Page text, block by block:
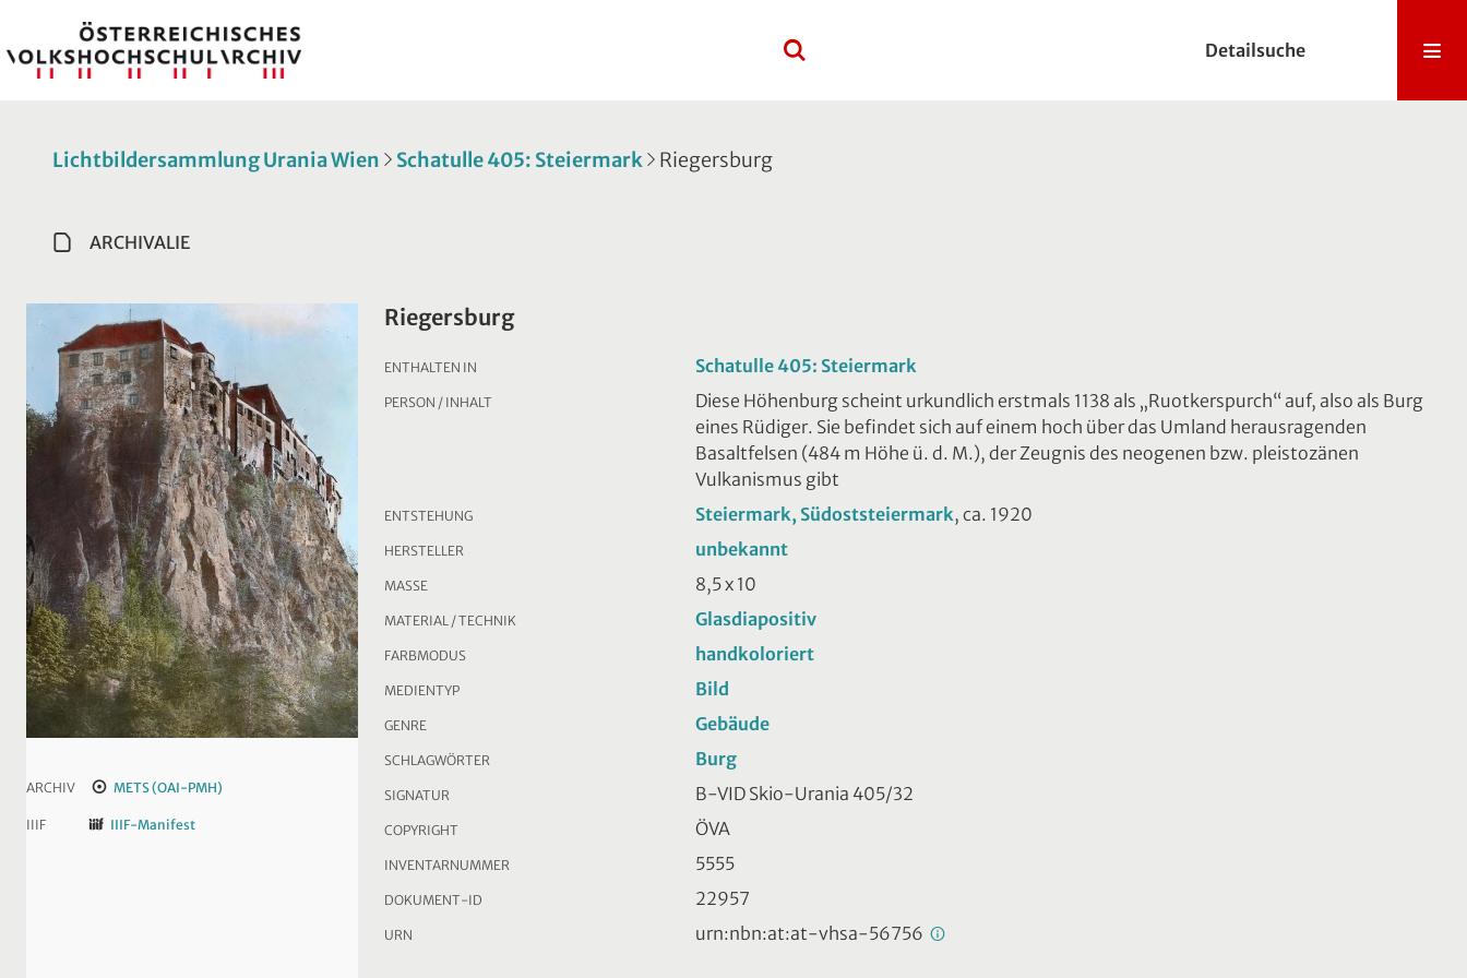
Detailsuche
Lichtbildersammlung Urania Wien Schatulle 405: Steiermark Riegersburg
ARCHIVALIE
ARCHIV METS (OAI-PMH)
IIIF IIIF-Manifest
Riegersburg
ENTHALTEN IN Schatulle 405: Steiermark
PERSON / INHALT
Diese Höhenburg scheint urkundlich erstmals 1138 als „Ruotkerspurch“ auf, also als Burg
eines Rüdiger. Sie befindet sich auf einem hoch über das Umland herausragenden
Basaltfelsen (484 m Höhe ü. d. M.), der Zeugnis des neogenen bzw. pleistozänen
Vulkanismus gibt
ENTSTEHUNG Steiermark, Südoststeiermark, ca. 1920
HERSTELLER unbekannt
MASSE 8,5 x 10
MATERIAL / TECHNIK Glasdiapositiv
FARBMODUS handkoloriert
MEDIENTYP Bild
GENRE Gebäude
SCHLAGWÖRTER Burg
SIGNATUR B-VID Skio-Urania 405/32
COPYRIGHT ÖVA
INVENTARNUMMER 5555
DOKUMENT-ID 22957
URN urn:nbn:at:at-vhsa-56756